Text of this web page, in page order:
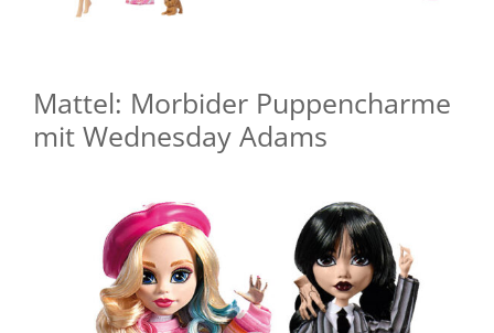
Mattel: Morbider Puppencharme
mit Wednesday Adams